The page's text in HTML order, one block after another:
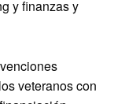
y finanzas y
veteranos con